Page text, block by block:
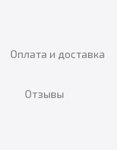
Оплата и доставка
Отзывы